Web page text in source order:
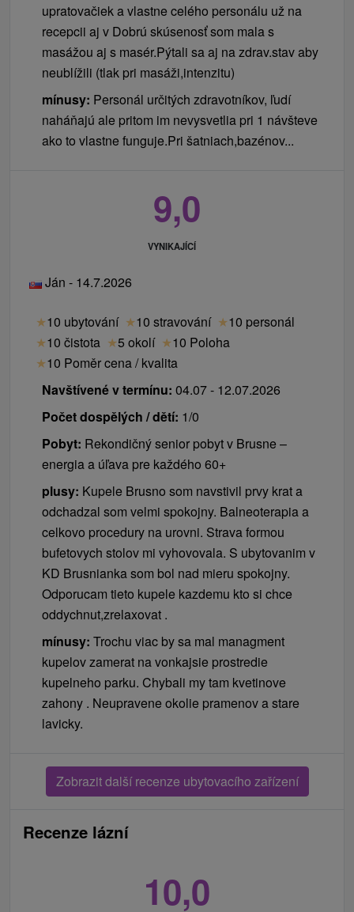
upratovačiek a vlastne celého personálu už na
recepcii aj v Dobrú skúsenosť som mala s
masážou aj s masér.Pýtali sa aj na zdrav.stav aby
neublížili (tlak pri masáži,intenzitu)
mínusy: Personál určitých zdravotníkov, ľudí
naháňajú ale pritom im nevysvetlia pri 1 návšteve
ako to vlastne funguje.Pri šatniach,bazénov...
9,0
VYNIKAJÍCÍ
Ján - 14.7.2026
★10 ubytování ★10 stravování ★10 personál
★10 čistota ★5 okolí ★10 Poloha
★10 Poměr cena / kvalita
Navštívené v termínu: 04.07 - 12.07.2026
Počet dospělých / dětí: 1/0
Pobyt: Rekondičný senior pobyt v Brusne –
energia a úľava pre každého 60+
plusy: Kupele Brusno som navstivil prvy krat a
odchadzal som velmi spokojny. Balneoterapia a
celkovo procedury na urovni. Strava formou
bufetovych stolov mi vyhovovala. S ubytovanim v
KD Brusnianka som bol nad mieru spokojny.
Odporucam tieto kupele kazdemu kto si chce
oddychnut,zrelaxovat .
mínusy: Trochu viac by sa mal managment
kupelov zamerat na vonkajsie prostredie
kupelneho parku. Chybali my tam kvetinove
zahony . Neupravene okolie pramenov a stare
lavicky.
Zobrazit další recenze ubytovacího zařízení
Recenze lázní
10,0